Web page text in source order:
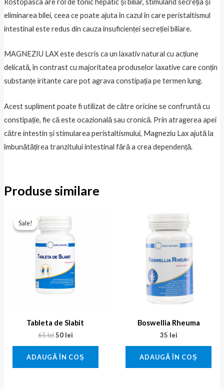
eliminarea bilei, ceea ce poate ajuta în cazul în care peristaltismul
intestinal este redus din cauza insuficienței secreției biliare.
MAGNEZIU LAX este descris ca un laxativ natural cu acțiune
delicată, în contrast cu majoritatea produselor laxative care conțin
substanțe iritante care pot agrava constipația pe termen lung.
Acest supliment poate fi utilizat de către oricine se confruntă cu
constipație, fie că este ocazională sau cronică. Prin atragerea apei
către intestin și stimularea peristaltismului, Magneziu Lax ajută la
îmbunătățirea tranzitului intestinal fără a crea dependență.
Produse similare
Sale!
Sale!
Tableta de Slabit
65lei
inițial
a
65 lei.
50 lei
50 lei.
ADAUGĂ ÎN COȘ
Boswellia Rheuma
35 lei
ADAUGĂ ÎN COȘ